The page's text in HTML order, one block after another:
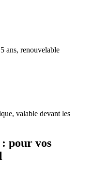
ans, renouvelable
valable devant les
pour vos